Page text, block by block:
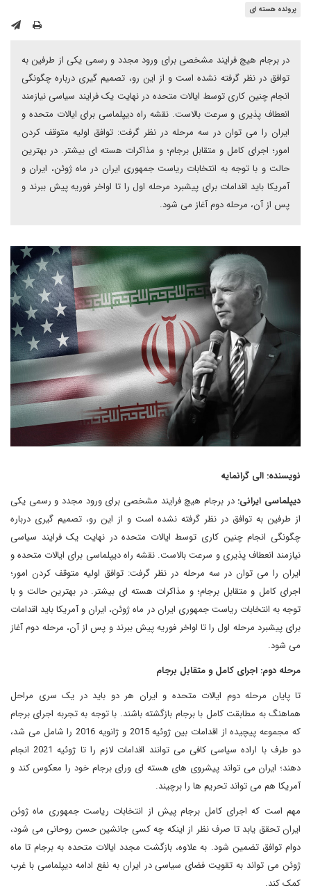
پرونده هسته ای
در برجام هیچ فرایند مشخصی برای ورود مجدد و رسمی یکی از طرفین به
توافق در نظر گرفته نشده است و از این رو، تصمیم گیری درباره چگونگی
انجام چنین کاری توسط ایالات متحده در نهایت یک فرایند سیاسی نیازمند
انعطاف پذیری و سرعت بالاست. نقشه راه دیپلماسی برای ایالات متحده و
ایران را می توان در سه مرحله در نظر گرفت: توافق اولیه متوقف کردن
امور؛ اجرای کامل و متقابل برجام؛ و مذاکرات هسته ای بیشتر. در بهترین
حالت و با توجه به انتخابات ریاست جمهوری ایران در ماه ژوئن، ایران و
آمریکا باید اقدامات برای پیشبرد مرحله اول را تا اواخر فوریه پیش ببرند و
پس از آن، مرحله دوم آغاز می شود.
نویسنده: الی گرانمایه
دیپلماسی ایرانی: در برجام هیچ فرایند مشخصی برای ورود مجدد و رسمی یکی
از طرفین به توافق در نظر گرفته نشده است و از این رو، تصمیم گیری درباره
چگونگی انجام چنین کاری توسط ایالات متحده در نهایت یک فرایند سیاسی
نیازمند انعطاف پذیری و سرعت بالاست. نقشه راه دیپلماسی برای ایالات متحده و
ایران را می توان در سه مرحله در نظر گرفت: توافق اولیه متوقف کردن امور؛
اجرای کامل و متقابل برجام؛ و مذاکرات هسته ای بیشتر. در بهترین حالت و با
توجه به انتخابات ریاست جمهوری ایران در ماه ژوئن، ایران و آمریکا باید اقدامات
برای پیشبرد مرحله اول را تا اواخر فوریه پیش ببرند و پس از آن، مرحله دوم آغاز
می شود.
مرحله دوم: اجرای کامل و متقابل برجام
تا پایان مرحله دوم ایالات متحده و ایران هر دو باید در یک سری مراحل
هماهنگ به مطابقت کامل با برجام بازگشته باشند. با توجه به تجربه اجرای برجام
که مجموعه پیچیده از اقدامات بین ژوئیه 2015 و ژانویه 2016 را شامل می شد،
دو طرف با اراده سیاسی کافی می توانند اقدامات لازم را تا ژوئیه 2021 انجام
دهند؛ ایران می تواند پیشروی های هسته ای ورای برجام خود را معکوس کند و
آمریکا هم می تواند تحریم ها را برچیند.
مهم است که اجرای کامل برجام پیش از انتخابات ریاست جمهوری ماه ژوئن
ایران تحقق یابد تا صرف نظر از اینکه چه کسی جانشین حسن روحانی می شود،
دوام توافق تضمین شود. به علاوه، بازگشت مجدد ایالات متحده به برجام تا ماه
ژوئن می تواند به تقویت فضای سیاسی در ایران به نفع ادامه دیپلماسی با غرب
کمک کند.